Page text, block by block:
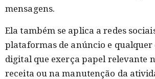
mensagens.
Ela também se aplica a redes
plataformas de anúncio e
digital que exerça papel relevante
receita ou na manutenção da